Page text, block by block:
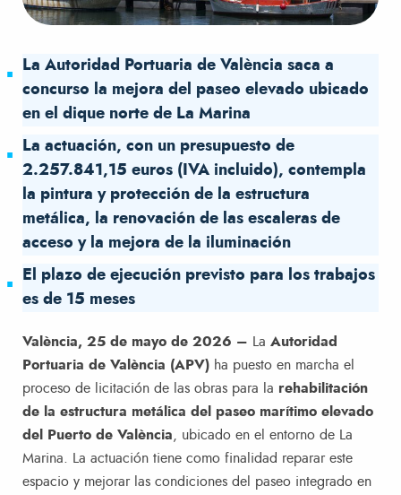
La Autoridad Portuaria de València saca a
concurso la mejora del paseo elevado ubicado
en el dique norte de La Marina
La actuación, con un presupuesto de
2.257.841,15 euros (IVA incluido), contempla
la pintura y protección de la estructura
metálica, la renovación de las escaleras de
acceso y la mejora de la iluminación
El plazo de ejecución previsto para los trabajos
es de 15 meses
València, 25 de mayo de 2026 – La Autoridad
Portuaria de València (APV) ha puesto en marcha el
proceso de licitación de las obras para la rehabilitación
de la estructura metálica del paseo marítimo elevado
del Puerto de València , ubicado en el entorno de La
Marina. La actuación tiene como finalidad reparar este
espacio y mejorar las condiciones del paseo integrado en